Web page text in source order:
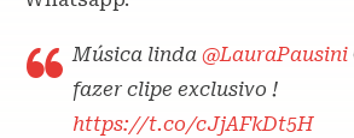
Música linda @LauraPausini
fazer clipe exclusivo !
https://t.co/cJjAFkDt5H